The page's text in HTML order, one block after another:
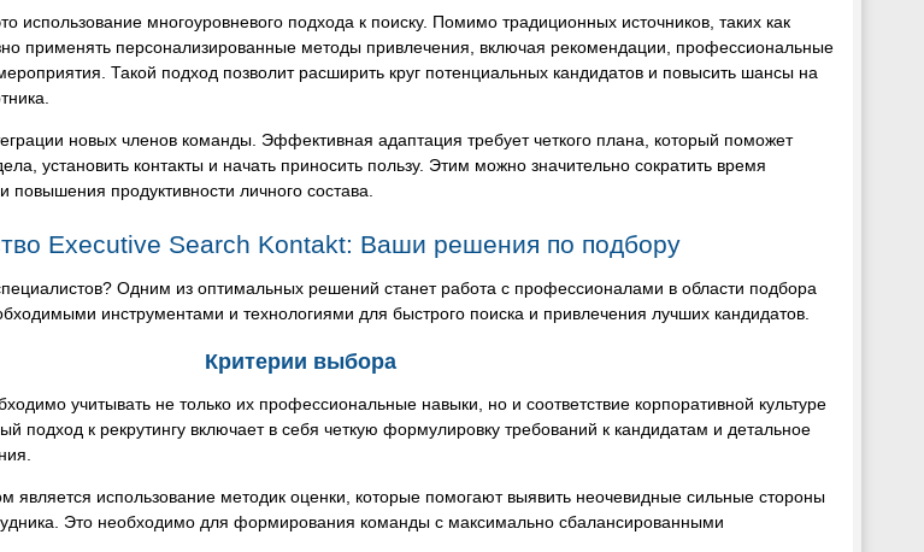
использование многоуровневого подхода к поиску. Помимо традиционных источников, таких как
применять персонализированные методы привлечения, включая рекомендации, профессиональные
Такой подход позволит расширить круг потенциальных кандидатов и повысить шансы на
новых членов команды. Эффективная адаптация требует четкого плана, который поможет
установить контакты и начать приносить пользу. Этим можно значительно сократить время
продуктивности личного состава.
Executive Search Kontakt: Ваши решения по подбору
Одним из оптимальных решений станет работа с профессионалами в области подбора
инструментами и технологиями для быстрого поиска и привлечения лучших кандидатов.
Критерии выбора
учитывать не только их профессиональные навыки, но и соответствие корпоративной культуре
подход к рекрутингу включает в себя четкую формулировку требований к кандидатам и детальное
является использование методик оценки, которые помогают выявить неочевидные сильные стороны
Это необходимо для формирования команды с максимально сбалансированными